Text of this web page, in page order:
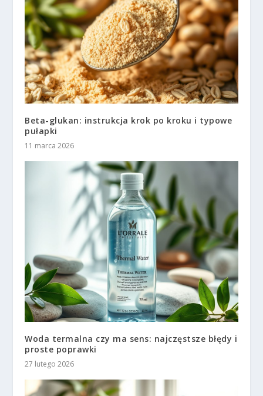
Beta-glukan: instrukcja krok po kroku i typowe
pułapki
11 marca 2026
Woda termalna czy ma sens: najczęstsze błędy i
proste poprawki
27 lutego 2026